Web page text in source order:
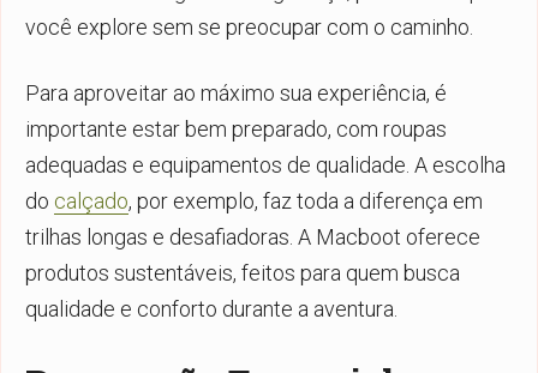
você explore sem se preocupar com o caminho.
Para aproveitar ao máximo sua experiência, é
importante estar bem preparado, com roupas
adequadas e equipamentos de qualidade. A escolha
do calçado, por exemplo, faz toda a diferença em
trilhas longas e desafiadoras. A Macboot oferece
produtos sustentáveis, feitos para quem busca
qualidade e conforto durante a aventura.